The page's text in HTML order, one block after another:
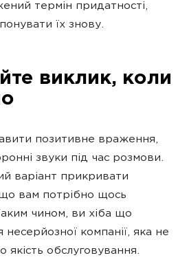
термін придатності,
їх знову.
виклик, коли
позитивне враження,
звуки під час розмови.
варіант прикривати
вам потрібно щось
чином, ви хіба що
компанії, яка не
якість обслуговування.